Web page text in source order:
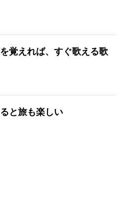
覚えれば、すぐ歌える歌
と旅も楽しい